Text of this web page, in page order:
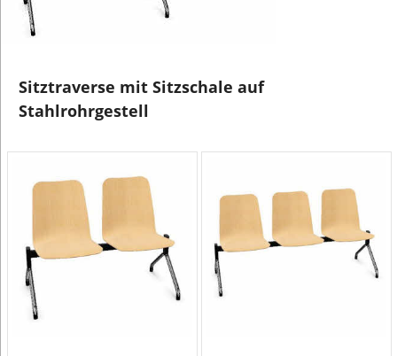
Sitztraverse mit Sitzschale auf
Stahlrohrgestell